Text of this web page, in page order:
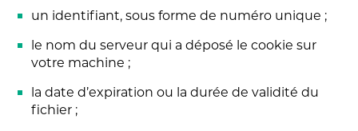
un identifiant, sous forme de numéro unique ;
le nom du serveur qui a déposé le cookie sur
votre machine ;
la date d’expiration ou la durée de validité du
fichier ;